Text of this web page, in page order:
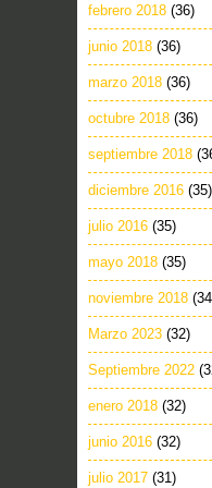
febrero 2018 (36)
junio 2018 (36)
marzo 2018 (36)
octubre 2018 (36)
septiembre 2018
diciembre 2016 (35)
julio 2016 (35)
mayo 2018 (35)
noviembre 2018
Marzo 2023 (32)
Septiembre 2022
enero 2018 (32)
junio 2016 (32)
julio 2017 (31)